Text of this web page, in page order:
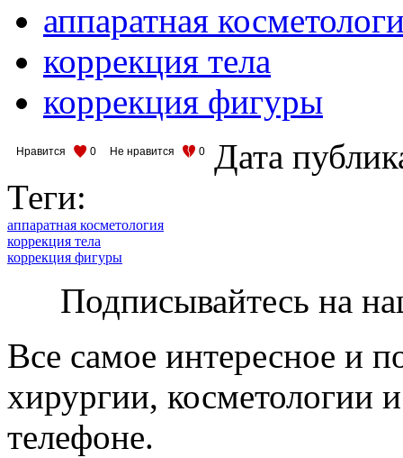
аппаратная
коррекция тела
коррекция фигуры
Нравится 0 Не нравится 0
Дата
Теги:
аппаратная косметология
коррекция тела
коррекция фигуры
Подписывайтесь на
Все самое интересное и
хирургии, косметологии
телефоне.